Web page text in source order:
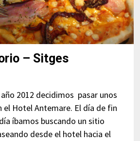
– Sitges
2012 decidimos pasar unos
el Hotel Antemare. El día de fin
íbamos buscando un sitio
desde el hotel hacia el